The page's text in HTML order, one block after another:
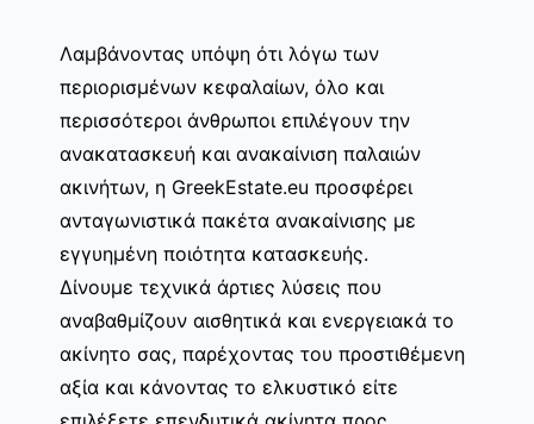
Λαμβάνοντας υπόψη ότι λόγω των
περιορισμένων κεφαλαίων, όλο και
περισσότεροι άνθρωποι επιλέγουν την
ανακατασκευή και ανακαίνιση παλαιών
ακινήτων, η GreekEstate.eu προσφέρει
ανταγωνιστικά πακέτα ανακαίνισης με
εγγυημένη ποιότητα κατασκευής.
Δίνουμε τεχνικά άρτιες λύσεις που
αναβαθμίζουν αισθητικά και ενεργειακά το
ακίνητο σας, παρέχοντας του προστιθέμενη
αξία και κάνοντας το ελκυστικό είτε